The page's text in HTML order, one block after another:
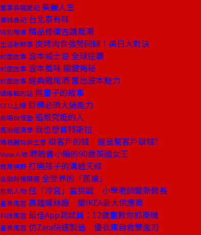
董事長嬉遊記 美麗人生
饕姊食記 台北泰有味
特別報導 精品修復古蹟風潮
生活新鮮事 炭烤肉食強勢回歸！美日大對決
封面故事 波本威士忌 全球逆襲
封面故事 波本風味 關鍵揭秘
封面故事 經典雞尾酒 嘗出波本魅力
總編輯的話 熊童子的故事
CEO上線 目標必須大過能力
商場自慢塾 追根究柢的人
風尚經濟學 我也想買特斯拉
瑪格麗特談生意 賺客戶的錢 還是幫客戶賺錢?
View人物 聘臉書小編的90歲英國女王
教育視野 打開孩子的溝通天線
金融時報精選 全世界的「蕉慮」
焦點人物 住「冷宮」當挑戰 小學老師變新教長
產業風雲 高雄螺絲廠 變IKEA最大供應商
科技風雲 最佳App測試員：12歲童教你抓商機
產業風雲 仿Zara快速製造 優衣庫自救雙面刃